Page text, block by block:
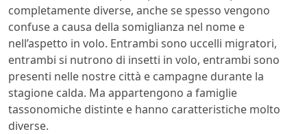
completamente diverse, anche se spesso vengono
confuse a causa della somiglianza nel nome e
nell’aspetto in volo. Entrambi sono uccelli migratori,
entrambi si nutrono di insetti in volo, entrambi sono
presenti nelle nostre città e campagne durante la
stagione calda. Ma appartengono a famiglie
tassonomiche distinte e hanno caratteristiche molto
diverse.